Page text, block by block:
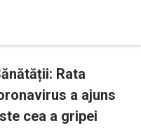
Rata
a ajuns
cea a gripei